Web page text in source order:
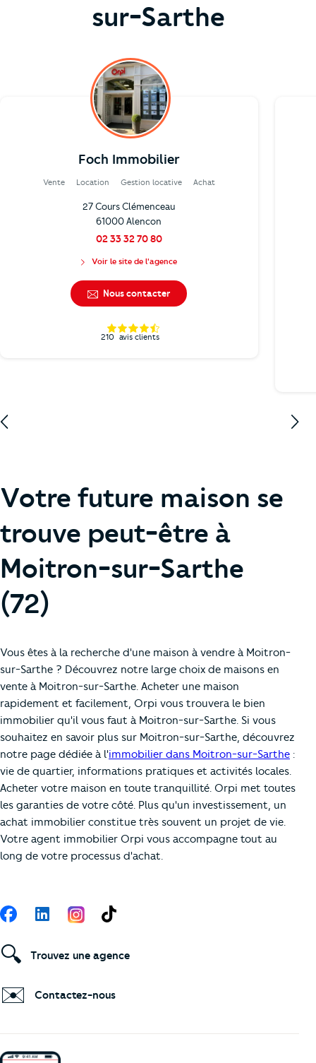
sur-Sarthe
Foch Immobilier
Vente Location Gestion locative Achat
27 Cours Clémenceau
61000 Alencon
02 33 32 70 80
Voir le site de l'agence
Nous contacter
210 avis clients
Votre future maison se
trouve peut-être à
Moitron-sur-Sarthe
(72)
Vous êtes à la recherche d'une maison à vendre à Moitron-
sur-Sarthe ? Découvrez notre large choix de maisons en
vente à Moitron-sur-Sarthe. Acheter une maison
rapidement et facilement, Orpi vous trouvera le bien
immobilier qu'il vous faut à Moitron-sur-Sarthe. Si vous
souhaitez en savoir plus sur Moitron-sur-Sarthe, découvrez
notre page dédiée à l'immobilier dans Moitron-sur-Sarthe :
vie de quartier, informations pratiques et activités locales.
Acheter votre maison en toute tranquillité. Orpi met toutes
les garanties de votre côté. Plus qu'un investissement, un
achat immobilier constitue très souvent un projet de vie.
Votre agent immobilier Orpi vous accompagne tout au
long de votre processus d'achat.
Suivez-nous
FacebookLinkedIn TikTok
🔍 Trouvez une agence
✉️ Contactez-nous